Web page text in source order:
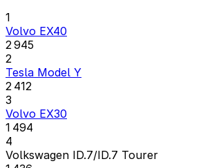
1
Volvo EX40
2 945
2
Tesla Model Y
2 412
3
Volvo EX30
1 494
4
Volkswagen ID.7/ID.7 Tourer